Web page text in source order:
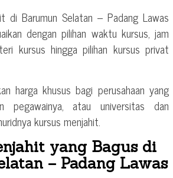
di Barumun Selatan – Padang Lawas
dengan pilihan waktu kursus, jam
kursus hingga pilihan kursus privat
harga khusus bagi perusahaan yang
pegawainya, atau universitas dan
kursus menjahit.
yang Bagus di
– Padang Lawas